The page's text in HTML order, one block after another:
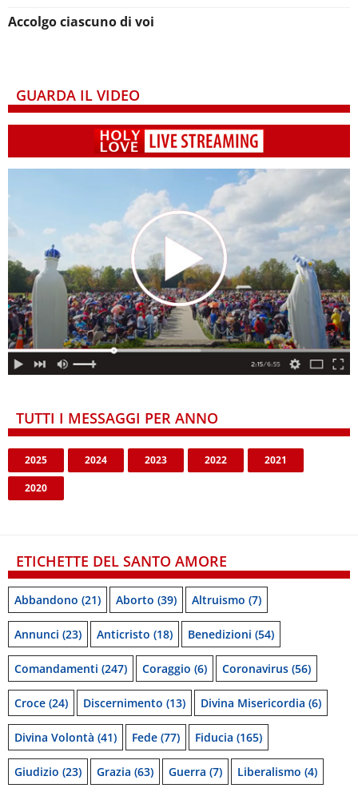
Accolgo ciascuno di voi
GUARDA IL VIDEO
TUTTI I MESSAGGI PER ANNO
2025 2024 2023 2022 2021
2020
ETICHETTE DEL SANTO AMORE
Abbandono (21) Aborto (39) Altruismo (7)
Annunci (23) Anticristo (18) Benedizioni (54)
Comandamenti (247) Coraggio (6) Coronavirus (56)
Croce (24) Discernimento (13) Divina Misericordia (6)
Divina Volontà (41) Fede (77) Fiducia (165)
Giudizio (23) Grazia (63) Guerra (7) Liberalismo (4)